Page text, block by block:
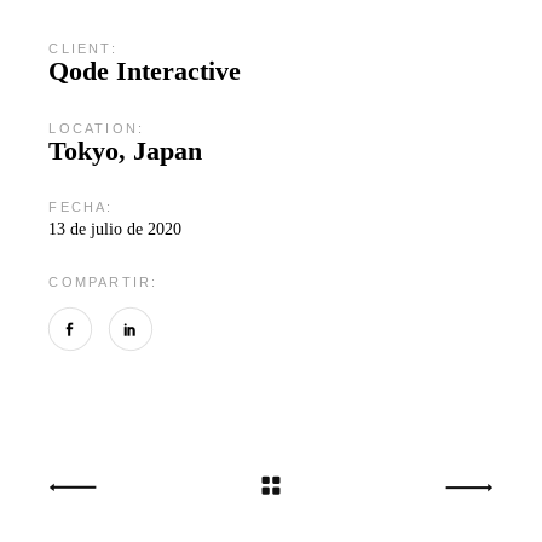
CLIENT:
Qode Interactive
LOCATION:
Tokyo, Japan
FECHA:
13 de julio de 2020
COMPARTIR: